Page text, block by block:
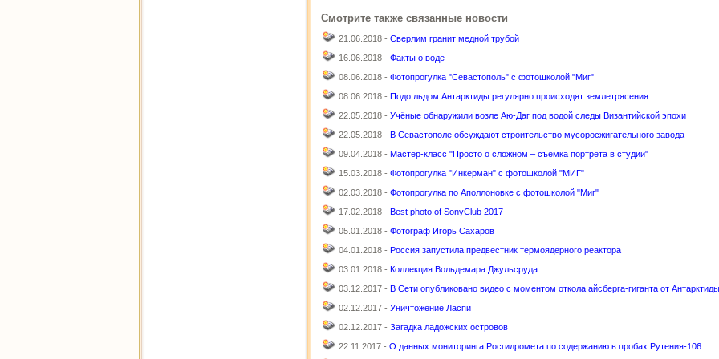
Смотрите также связанные новости
21.06.2018 - Сверлим гранит медной трубой
16.06.2018 - Факты о воде
08.06.2018 - Фотопрогулка "Севастополь" с фотошколой "Миг"
08.06.2018 - Подо льдом Антарктиды регулярно происходят землетрясения
22.05.2018 - Учёные обнаружили возле Аю-Даг под водой следы Византийской эпохи
22.05.2018 - В Севастополе обсуждают строительство мусоросжигательного завода
09.04.2018 - Мастер-класс "Просто о сложном – съемка портрета в студии"
15.03.2018 - Фотопрогулка "Инкерман" с фотошколой "МИГ"
02.03.2018 - Фотопрогулка по Аполлоновке с фотошколой "Миг"
17.02.2018 - Best photo of SonyClub 2017
05.01.2018 - Фотограф Игорь Сахаров
04.01.2018 - Россия запустила предвестник термоядерного реактора
03.01.2018 - Коллекция Вольдемара Джульсруда
03.12.2017 - В Сети опубликовано видео с моментом откола айсберга-гиганта от Антарктиды
02.12.2017 - Уничтожение Ласпи
02.12.2017 - Загадка ладожских островов
22.11.2017 - О данных мониторинга Росгидромета по содержанию в пробах Рутения-106